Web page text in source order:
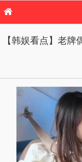
电视剧
【韩娱看点】老牌